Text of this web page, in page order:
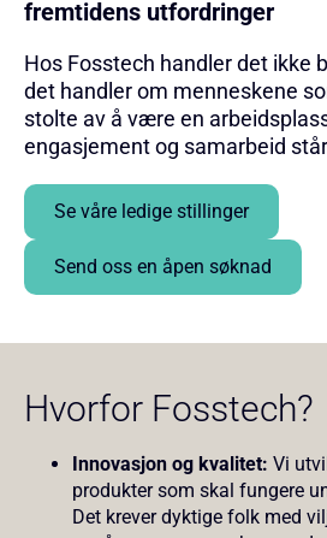
fremtidens utfordringer
Hos Fosstech handler det ikke
det handler om menneskene
stolte av å være en
engasjement og samarbeid
Se våre ledige stillinger
Send oss en åpen søknad
Hvorfor Fosstech?
Innovasjon og kvalitet: Vi
produkter som skal fungere
Det krever dyktige folk med